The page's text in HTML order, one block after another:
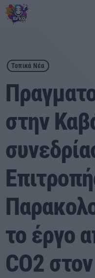
play_arrow ΕΡΚΟ
Αρχική
Εκπομπές
Ειδήσεις
Τοπικά Νέα
Αθλητικά
Αγροτικά
Τραγούδια της Θράκης
Τοπικά Νέα
στην
το έργο
CO2